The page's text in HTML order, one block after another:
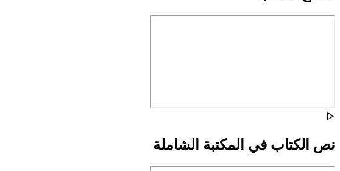
نص الكتاب في المكتبة الشاملة